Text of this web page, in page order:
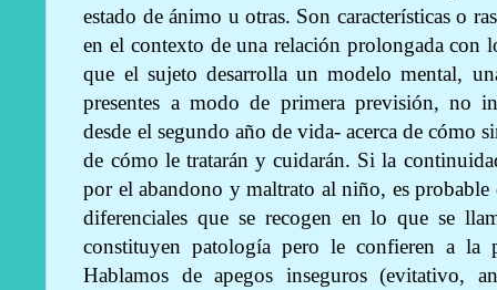
estado de ánimo u otras. Son características o
en el contexto de una relación prolongada con
que el sujeto desarrolla un modelo mental,
presentes a modo de primera previsión, no
desde el segundo año de vida- acerca de cómo
de cómo le tratarán y cuidarán. Si la
por el abandono y maltrato al niño, es probable
diferenciales que se recogen en lo que se
constituyen patología pero le confieren a la
Hablamos de apegos inseguros (evitativo,